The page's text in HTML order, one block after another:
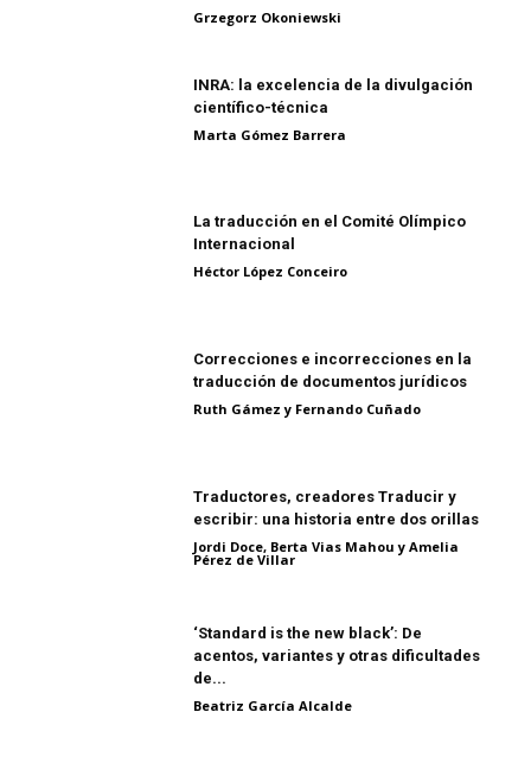
Grzegorz Okoniewski
INRA: la excelencia de la divulgación
científico-técnica
Marta Gómez Barrera
La traducción en el Comité Olímpico
Internacional
Héctor López Conceiro
Correcciones e incorrecciones en la
traducción de documentos jurídicos
Ruth Gámez y Fernando Cuñado
Traductores, creadores Traducir y
escribir: una historia entre dos orillas
Jordi Doce, Berta Vias Mahou y Amelia
Pérez de Villar
‘Standard is the new black’: De
acentos, variantes y otras dificultades
de...
Beatriz García Alcalde